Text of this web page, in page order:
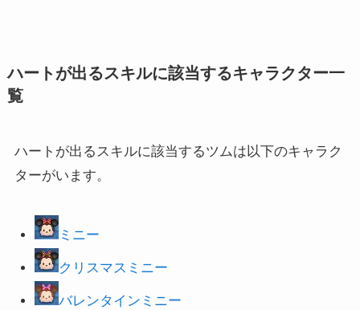
ハートが出るスキルに該当するキャラクター一
覧
ハートが出るスキルに該当するツムは以下のキャラク
ターがいます。
ミニー
クリスマスミニー
バレンタインミニー